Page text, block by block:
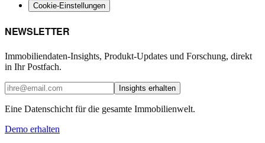
Cookie-Einstellungen
NEWSLETTER
Immobiliendaten-Insights, Produkt-Updates und Forschung, direkt
in Ihr Postfach.
Insights erhalten
Eine Datenschicht für die gesamte Immobilienwelt.
Demo erhalten